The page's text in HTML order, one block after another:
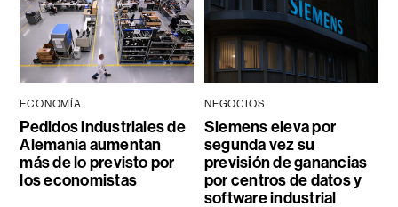
ECONOMÍA
Pedidos industriales de
Alemania aumentan
más de lo previsto por
los economistas
NEGOCIOS
Siemens eleva por
segunda vez su
previsión de ganancias
por centros de datos y
software industrial